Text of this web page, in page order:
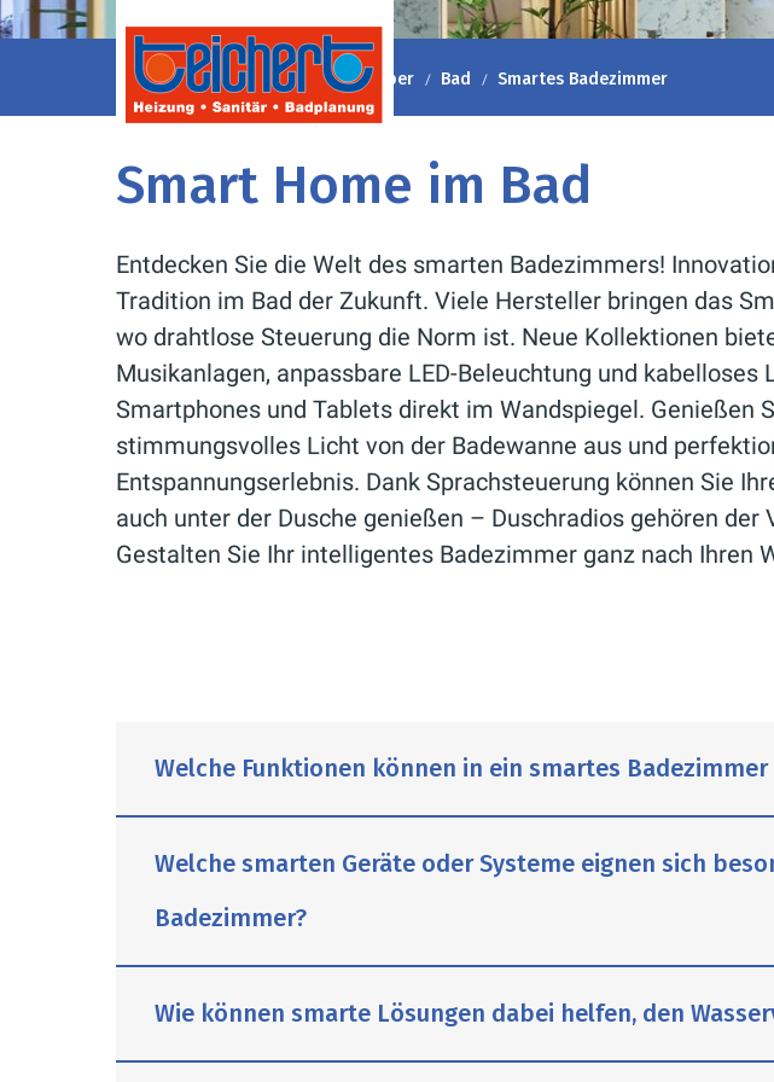
Heizung-Sanitär Teichert Ratgeber Bad Smartes Badezimmer
Smart Home im Bad
Entdecken Sie die Welt des smarten Badezimmers!
Tradition im Bad der Zukunft. Viele Hersteller bringen das
wo drahtlose Steuerung die Norm ist. Neue Kollektionen
Musikanlagen, anpassbare LED-Beleuchtung und kabelloses
Smartphones und Tablets direkt im Wandspiegel. Genießen
stimmungsvolles Licht von der Badewanne aus und
Entspannungserlebnis. Dank Sprachsteuerung können Sie
auch unter der Dusche genießen – Duschradios gehören der
Gestalten Sie Ihr intelligentes Badezimmer ganz nach Ihren
Welche Funktionen können in ein smartes
Funktionen wie intelligente Beleuchtung, beheizte
Funktion können den Komfort im smarten Badezimmer
Intelligente Beleuchtung:Durch intelligente LED-
Lichtstimmung kann per App oder Sprachbefehl
Welche smarten Geräte oder Systeme eignen sich
Badezimmer?
Wie können smarte Lösungen dabei helfen, den